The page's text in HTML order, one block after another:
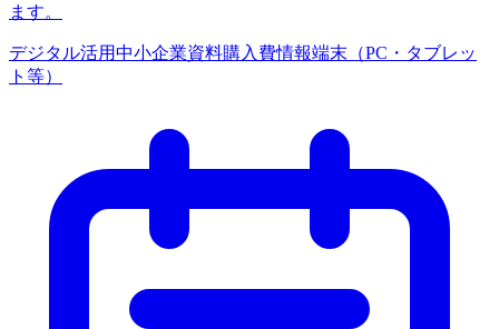
ます。
デジタル活用中小企業資料購入費情報端末（PC・タブレッ
ト等）